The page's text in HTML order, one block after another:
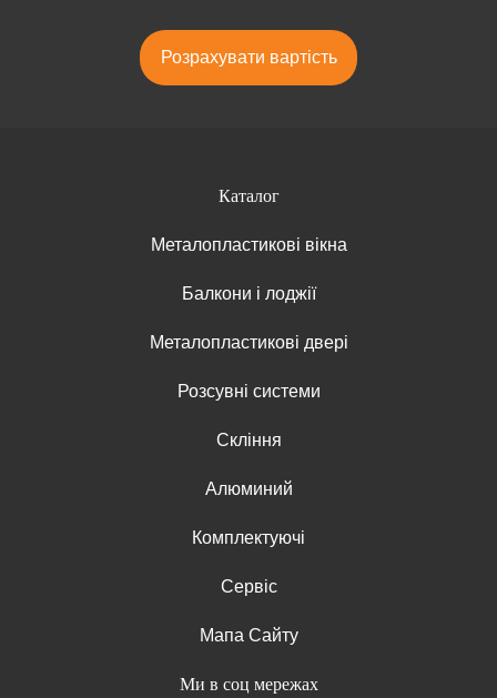
Розрахувати вартість
Каталог
Металопластикові вікна
Балкони і лоджії
Металопластикові двері
Розсувні системи
Скління
Алюминий
Комплектуючі
Сервіс
Мапа Сайту
Ми в соц мережах